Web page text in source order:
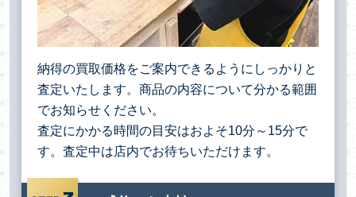
納得の買取価格をご案内できるようにしっかりと
査定いたします。商品の内容について分かる範囲
でお知らせください。
査定にかかる時間の目安はおよそ10分～15分で
す。査定中は店内でお待ちいただけます。